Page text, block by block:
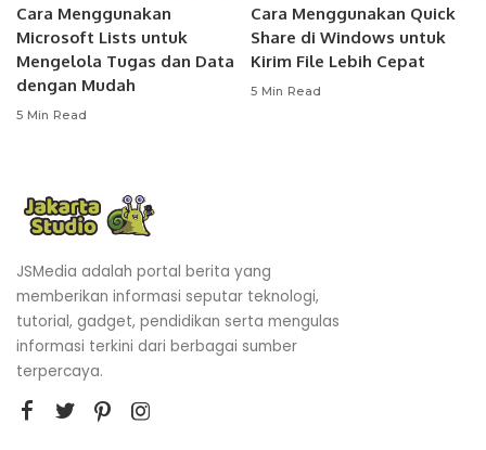
Cara Menggunakan
Microsoft Lists untuk
Mengelola Tugas dan Data
dengan Mudah
5 Min Read
Cara Menggunakan Quick
Share di Windows untuk
Kirim File Lebih Cepat
5 Min Read
JSMedia adalah portal berita yang
memberikan informasi seputar teknologi,
tutorial, gadget, pendidikan serta mengulas
informasi terkini dari berbagai sumber
terpercaya.